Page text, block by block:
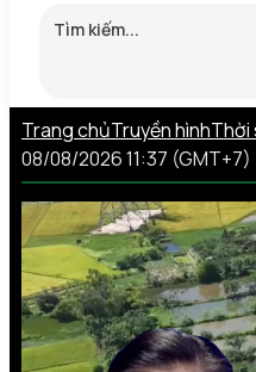
Trang chủTruyền hìnhThời
08/08/2026 11:37 (GMT+7)